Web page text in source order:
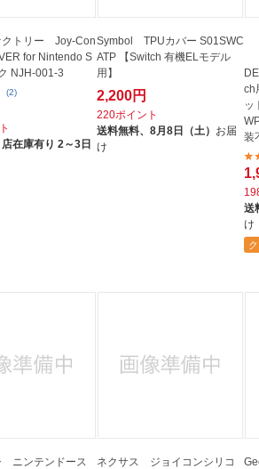
クトリー Joy-Con
for Nintendo S
NJH-001-3
(2)
店在庫有り 2～3日
Symbol TPUカバー S01SWC
ATP 【Switch 有機ELモデル
用】
2,200円
220ポイント
送料無料、 8月8日（土） お届
け
ch
ッ
装
可
送
け
ニンテンドース
ネクサス ジョイコンシリコ